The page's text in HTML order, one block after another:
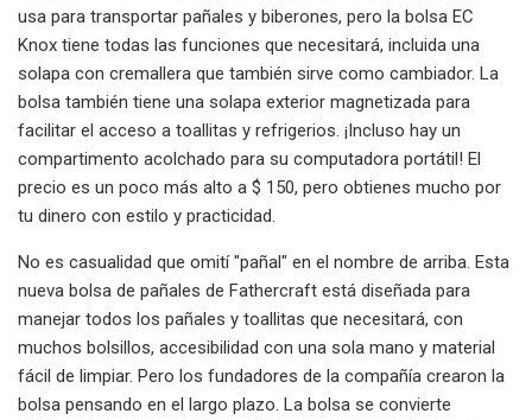
usa para transportar pañales y biberones, pero la bolsa EC
Knox tiene todas las funciones que necesitará, incluida una
solapa con cremallera que también sirve como cambiador. La
bolsa también tiene una solapa exterior magnetizada para
facilitar el acceso a toallitas y refrigerios. ¡Incluso hay un
compartimento acolchado para su computadora portátil! El
precio es un poco más alto a $ 150, pero obtienes mucho por
tu dinero con estilo y practicidad.
No es casualidad que omití "pañal" en el nombre de arriba. Esta
nueva bolsa de pañales de Fathercraft está diseñada para
manejar todos los pañales y toallitas que necesitará, con
muchos bolsillos, accesibilidad con una sola mano y material
fácil de limpiar. Pero los fundadores de la compañía crearon la
bolsa pensando en el largo plazo. La bolsa se convierte